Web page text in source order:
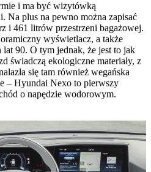
i ma być wizytówką
Na plus na pewno można zapisać
i 461 litrów przestrzeni bagażowej.
wyświetlacz, a także
90. O tym jednak, że jest to jak
świadczą ekologiczne materiały, z
się tam również wegańska
– Hyundai Nexo to pierwszy
o napędzie wodorowym.